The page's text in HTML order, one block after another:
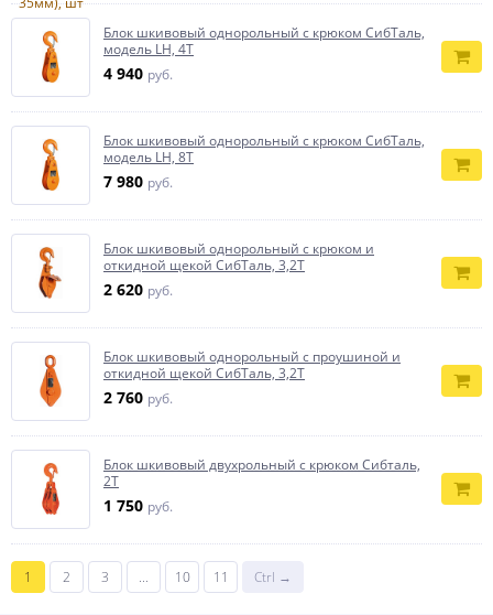
Блок шкивовый однорольный с крюком СибТаль,
модель LH, 4Т
4 940 руб.
Блок шкивовый однорольный с крюком СибТаль,
модель LH, 8Т
7 980 руб.
Блок шкивовый однорольный с крюком и
откидной щекой СибТаль, 3,2Т
2 620 руб.
Блок шкивовый однорольный с проушиной и
откидной щекой СибТаль, 3,2Т
2 760 руб.
Блок шкивовый двухрольный с крюком Сибталь,
2Т
1 750 руб.
1 2 3 ... 10 11 Ctrl →